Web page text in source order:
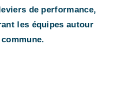
de performance,
les équipes autour